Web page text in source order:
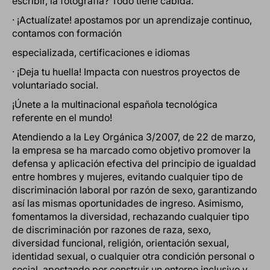
· ¡Actualízate! apostamos por un aprendizaje continuo,
contamos con formación
especializada, certificaciones e idiomas
· ¡Deja tu huella! Impacta con nuestros proyectos de
voluntariado social.
¡Únete a la multinacional española tecnológica
referente en el mundo!
Atendiendo a la Ley Orgánica 3/2007, de 22 de marzo,
la empresa se ha marcado como objetivo promover la
defensa y aplicación efectiva del principio de igualdad
entre hombres y mujeres, evitando cualquier tipo de
discriminación laboral por razón de sexo, garantizando
así las mismas oportunidades de ingreso. Asimismo,
fomentamos la diversidad, rechazando cualquier tipo
de discriminación por razones de raza, sexo,
diversidad funcional, religión, orientación sexual,
identidad sexual, o cualquier otra condición personal o